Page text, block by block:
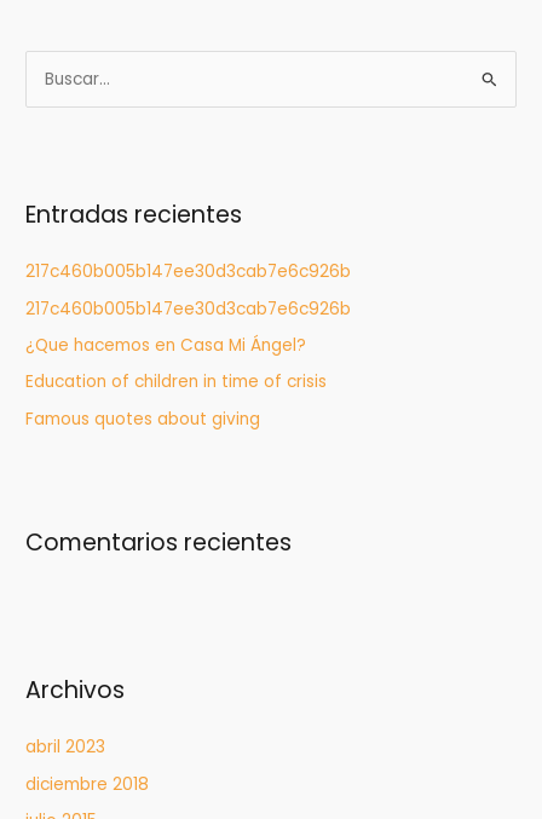
u
a
:
Entradas recientes
217c460b005b147ee30d3cab7e6c926b
217c460b005b147ee30d3cab7e6c926b
¿Que hacemos en Casa Mi Ángel?
Education of children in time of crisis
Famous quotes about giving
Comentarios recientes
Archivos
abril 2023
diciembre 2018